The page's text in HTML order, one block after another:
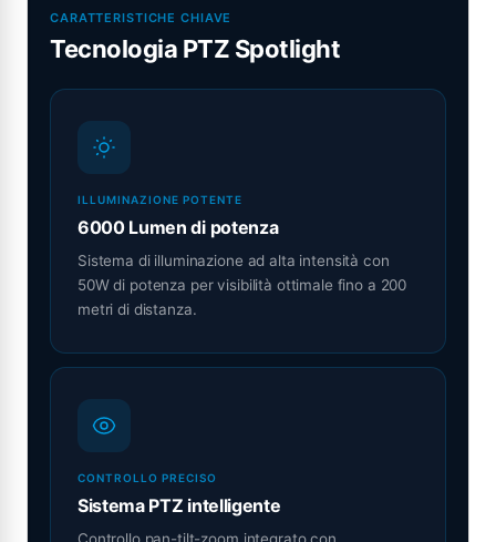
CARATTERISTICHE CHIAVE
Tecnologia PTZ Spotlight
ILLUMINAZIONE POTENTE
6000 Lumen di potenza
Sistema di illuminazione ad alta intensità con
50W di potenza per visibilità ottimale fino a 200
metri di distanza.
CONTROLLO PRECISO
Sistema PTZ intelligente